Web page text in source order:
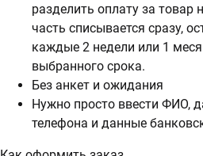
разделить оплату за товар
часть списывается сразу,
каждые 2 недели или 1
выбранного срока.
Без анкет и ожидания
Нужно просто ввести ФИО,
телефона и данные